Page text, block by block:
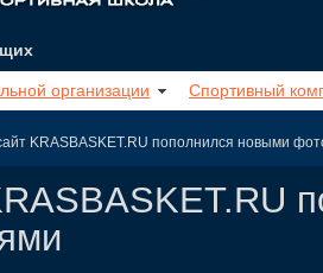
организации Спортивный
KRASBASKET.RU пополнился новыми